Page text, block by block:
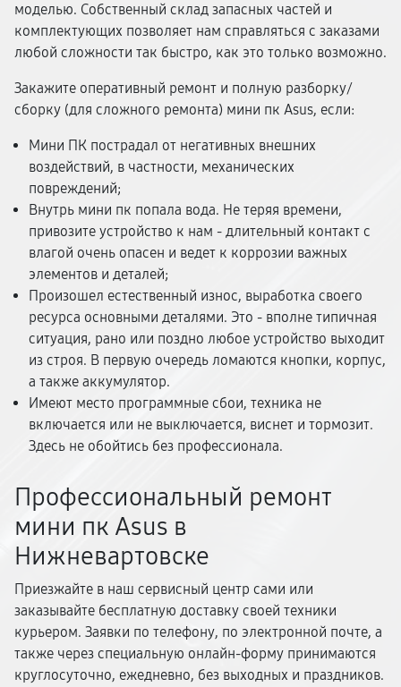
моделью. Собственный склад запасных частей и
комплектующих позволяет нам справляться с заказами
любой сложности так быстро, как это только возможно.
Закажите оперативный ремонт и полную разборку/
сборку (для сложного ремонта) мини пк Asus, если:
Мини ПК пострадал от негативных внешних
воздействий, в частности, механических
повреждений;
Внутрь мини пк попала вода. Не теряя времени,
привозите устройство к нам - длительный контакт с
влагой очень опасен и ведет к коррозии важных
элементов и деталей;
Произошел естественный износ, выработка своего
ресурса основными деталями. Это - вполне типичная
ситуация, рано или поздно любое устройство выходит
из строя. В первую очередь ломаются кнопки, корпус,
а также аккумулятор.
Имеют место программные сбои, техника не
включается или не выключается, виснет и тормозит.
Здесь не обойтись без профессионала.
Профессиональный ремонт
мини пк Asus в
Нижневартовске
Приезжайте в наш сервисный центр сами или
заказывайте бесплатную доставку своей техники
курьером. Заявки по телефону, по электронной почте, а
также через специальную онлайн-форму принимаются
круглосуточно, ежедневно, без выходных и праздников.